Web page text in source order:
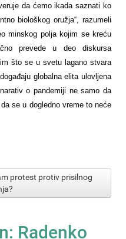
da ćemo ikada saznati ko
biološkog oružja“, razumeli
minskog polja kojim se kreću
prevede u deo diskursa
što se u svetu lagano stvara
globalna elita ulovljena
o pandemiji ne samo da
se u dogledno vreme to neće
protest protiv prisilnog
Radenko